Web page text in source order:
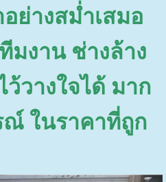
ย่างสม่ำเสมอ
มงาน ช่างล้าง
วางใจได้ มาก
ณ์ ในราคาที่ถูก